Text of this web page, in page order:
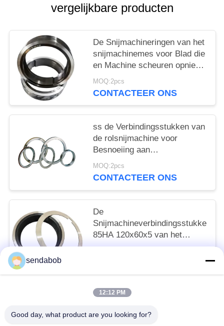
vergelijkbare producten
De Snijmachineringen van het
snijmachinemes voor Blad die
en Machine scheuren opnieuw
opwinden
MOQ:2pcs
CONTACTEER ONS
ss de Verbindingsstukken van
de rolsnijmachine voor
Besnoeiing aan
Lengtemachine
MOQ:2pcs
CONTACTEER ONS
De
Snijmachineverbindingsstukken
85HA 120x60x5 van het
bladmetaal
sendabob
12:12 PM
Good day, what product are you looking for?